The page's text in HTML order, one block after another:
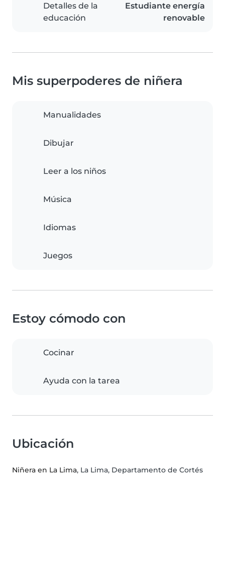
Detalles de la
educación
Estudiante energía
renovable
Mis superpoderes de niñera
Manualidades
Dibujar
Leer a los niños
Música
Idiomas
Juegos
Estoy cómodo con
Cocinar
Ayuda con la tarea
Ubicación
Niñera en La Lima, La Lima, Departamento de Cortés